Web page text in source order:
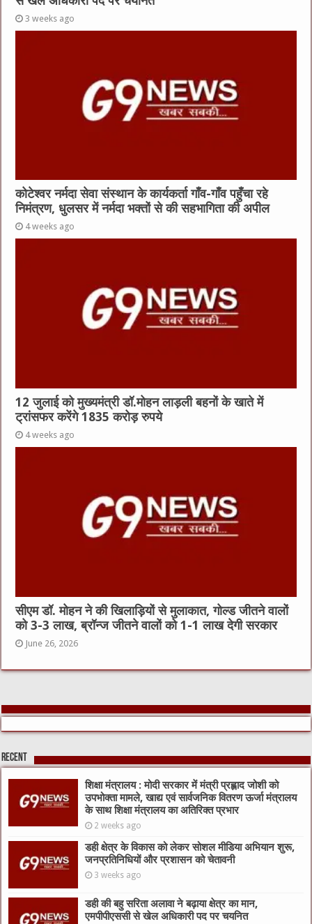
3 weeks ago
कोटेश्वर नर्मदा सेवा संस्थान के कार्यकर्ता गाँव-गाँव पहुँचा रहे
निमंत्रण, धुलसर में नर्मदा भक्तों से की सहभागिता की अपील
4 weeks ago
12 जुलाई को मुख्यमंत्री डॉ.मोहन लाड़ली बहनों के खाते में
ट्रांसफर करेंगे 1835 करोड़ रुपये
4 weeks ago
सीएम डॉ. मोहन ने की खिलाड़ियों से मुलाकात, गोल्ड जीतने वालों
को 3-3 लाख, ब्रॉन्ज जीतने वालों को 1-1 लाख देगी सरकार
June 26, 2026
Recent
शिक्षा मंत्रालय : मोदी सरकार में मंत्री प्रह्लाद जोशी को
उपभोक्ता मामले, खाद्य एवं सार्वजनिक वितरण ऊर्जा मंत्रालय
के साथ शिक्षा मंत्रालय का अतिरिक्त प्रभार
2 weeks ago
डही क्षेत्र के विकास को लेकर सोशल मीडिया अभियान शुरू,
जनप्रतिनिधियों और प्रशासन को चेतावनी
3 weeks ago
डही की बहु सरिता अलावा ने बढ़ाया क्षेत्र का मान,
एमपीपीएससी से खेल अधिकारी पद पर चयनित